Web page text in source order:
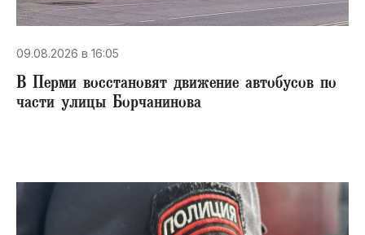
09.08.2026 в 16:05
В Перми восстановят движение автобусов по
части улицы Борчанинова